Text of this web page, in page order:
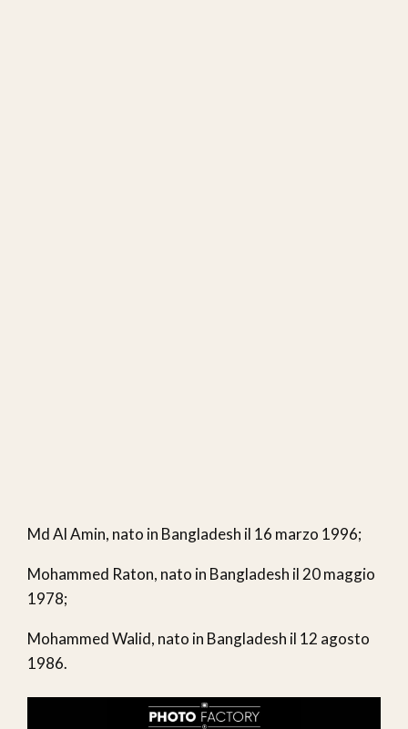
Md Al Amin, nato in Bangladesh il 16 marzo 1996;
Mohammed Raton, nato in Bangladesh il 20 maggio
1978;
Mohammed Walid, nato in Bangladesh il 12 agosto
1986.